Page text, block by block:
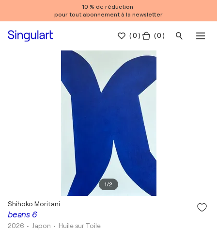
10 % de réduction
pour tout abonnement à la newsletter
(0 ) ( 0 )
1/2
beans 6
Shihoko Moritani
2026 • Japon • Huile sur Toile